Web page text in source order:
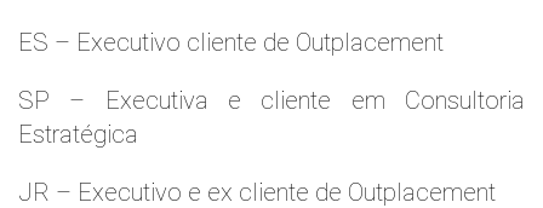
ES – Executivo cliente de Outplacement
SP – Executiva e cliente em Consultoria
Estratégica
JR – Executivo e ex cliente de Outplacement